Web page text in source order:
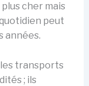
cher mais
peut
années.
transports
; ils